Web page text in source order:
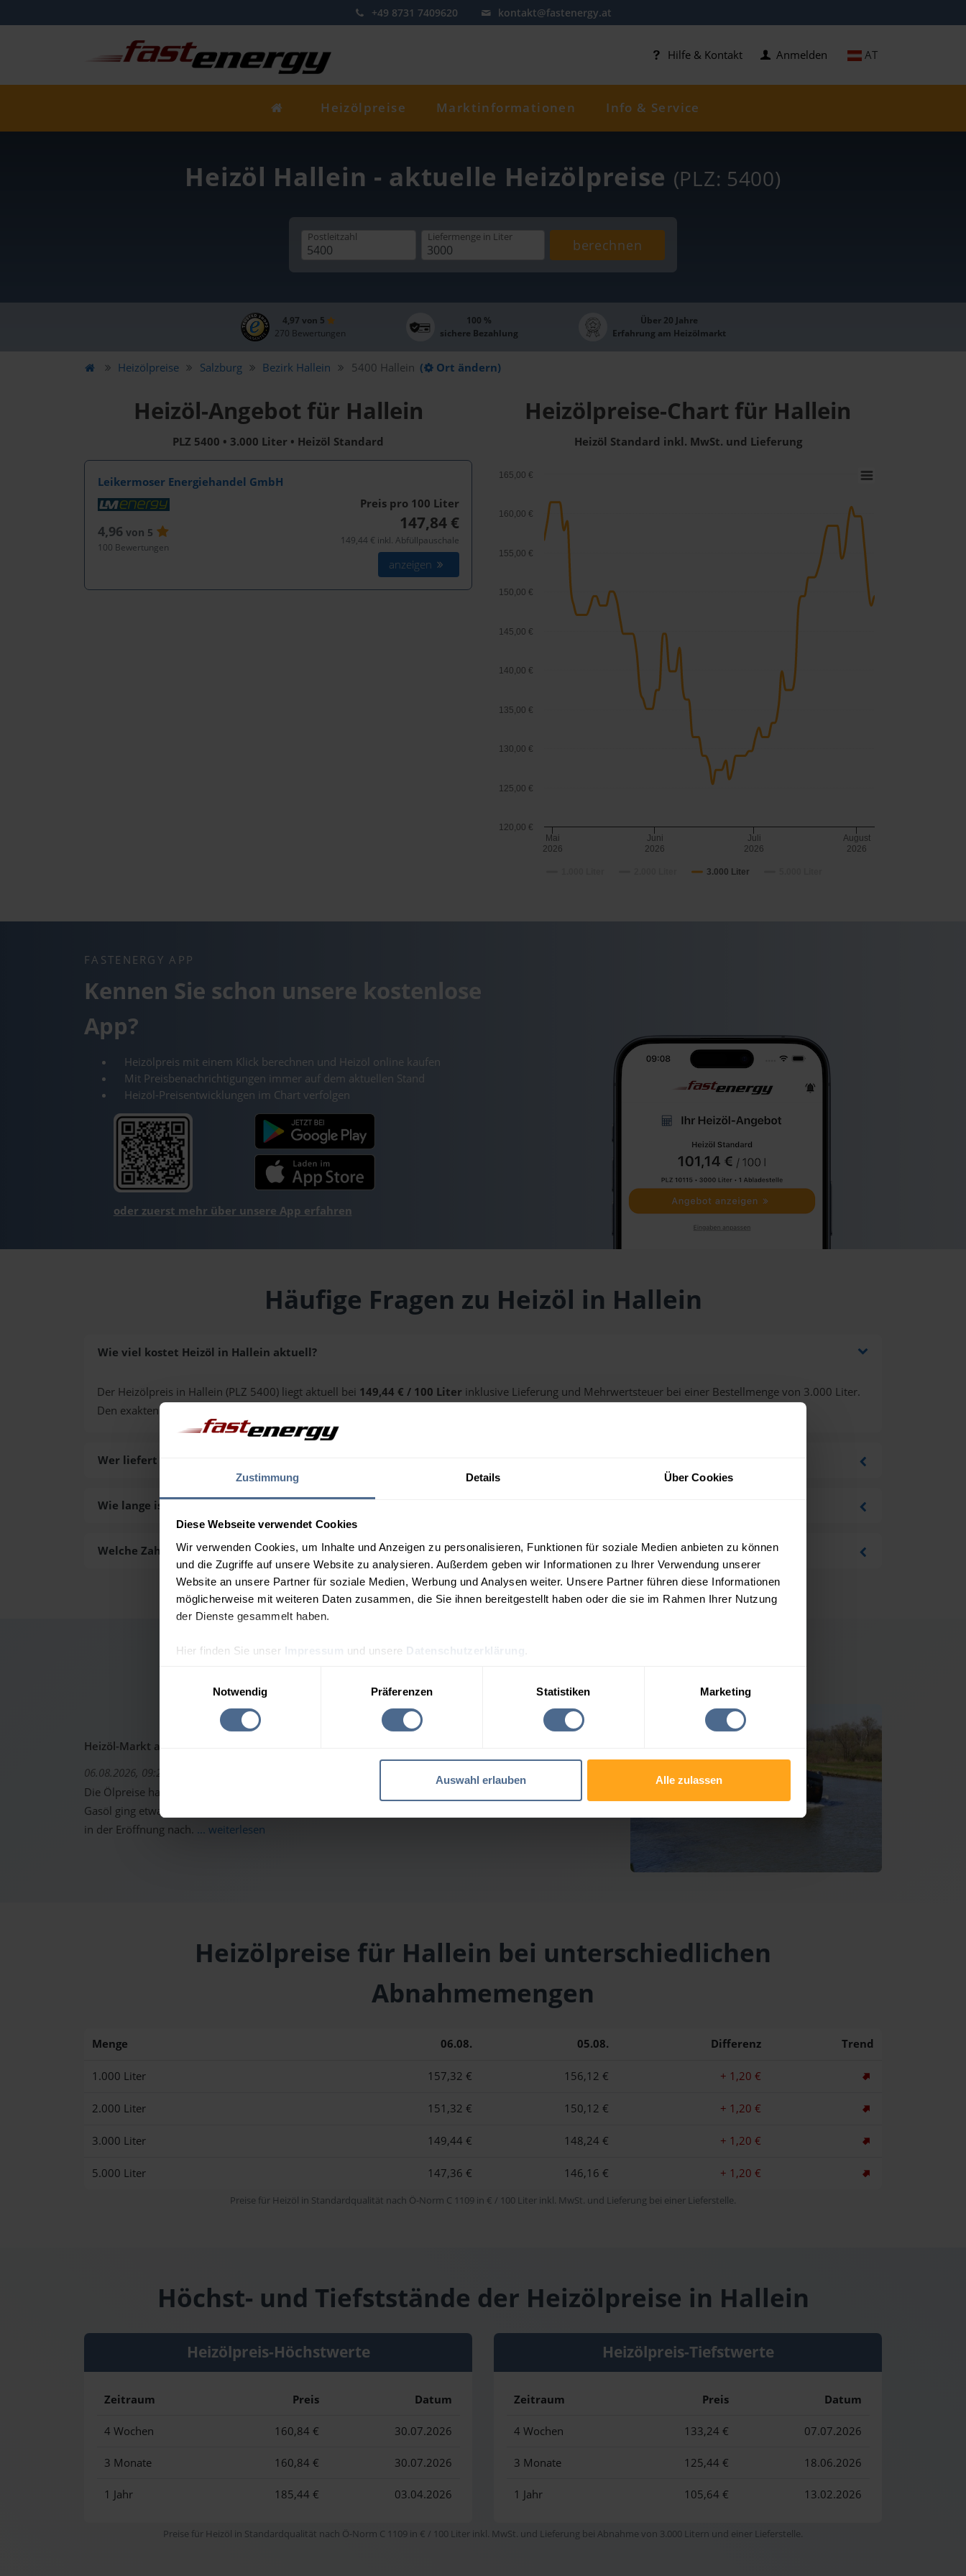
Zustimmung Details Über Cookies
Diese Webseite verwendet Cookies
Wir verwenden Cookies, um Inhalte und Anzeigen zu personalisieren, Funktionen für soziale Medien anbieten zu können
und die Zugriffe auf unsere Website zu analysieren. Außerdem geben wir Informationen zu Ihrer Verwendung unserer
Website an unsere Partner für soziale Medien, Werbung und Analysen weiter. Unsere Partner führen diese Informationen
möglicherweise mit weiteren Daten zusammen, die Sie ihnen bereitgestellt haben oder die sie im Rahmen Ihrer Nutzung
der Dienste gesammelt haben.
Hier finden Sie unser Impressum und unsere Datenschutzerklärung
Notwendig
Präferenzen Statistiken Marketing
Auswahl erlauben Alle zulassen
+49 8731 7409620 kontakt@fastenergy.at
AT
Hilfe & Kontakt Anmelden
Heizölpreise Marktinformationen Info & Service
Heizöl Hallein - aktuelle Heizölpreise (PLZ: 5400)
Postleitzahl Liefermenge in Liter berechnen
4,97 von 5
270 Bewertungen
100 %
sichere Bezahlung
Über 20 Jahre
Erfahrung am Heizölmarkt
Heizölpreise Salzburg Bezirk Hallein 5400 Hallein ( Ort ändern)
Heizöl-Angebot für Hallein
PLZ 5400 • 3.000 Liter • Heizöl Standard
Leikermoser Energiehandel GmbH
4,96von 5
100 Bewertungen
Preis pro 100 Liter
147,84 €
149,44 € inkl. Abfüllpauschale
anzeigen
Heizölpreise-Chart für Hallein
Heizöl Standard inkl. MwSt. und Lieferung
3.000 Liter
Mai
2026
Juni
2026
Juli
2026
August
2026
120,00 €
125,00 €
130,00 €
135,00 €
140,00 €
145,00 €
150,00 €
155,00 €
160,00 €
165,00 €
FASTENERGY APP
Kennen Sie schon unsere kostenlose
App?
Heizölpreis mit einem Klick berechnen und Heizöl online kaufen
Mit Preisbenachrichtigungen immer auf dem aktuellen Stand
Heizöl-Preisentwicklungen im Chart verfolgen
oder zuerst mehr über unsere App erfahren
Häufige Fragen zu Heizöl in Hallein
Wie viel kostet Heizöl in Hallein aktuell?
Der Heizölpreis in Hallein (PLZ 5400) liegt aktuell bei 149,44 € / 100 Liter inklusive Lieferung und Mehrwertsteuer bei einer Bestellmenge von 3.000 Liter.
Den exakten Preis für Ihre Wunschmenge erhalten Sie über unseren
Wer liefert das Heizöl in Hallein aus?
Wie lange ist die Lieferzeit des Heizöls in Hallein?
Welche Zahlungsarten gibt es?
Heizöl-Markt aktuell: Ölpreise erholen sich - Heizölpreise geben weiter nach
06.08.2026, 09:22 Uhr
Die Ölpreise haben sich gestern von den starken Verlusten der Vortage erholt. Rohöl tendierte seitwärts,
Gasöl ging etwas höher aus dem Handel. Trotzdem geben die Heizöl-Notierungen für Hallein hierzulande
in der Eröffnung nach. ... weiterlesen
Heizölpreise für Hallein bei unterschiedlichen
Abnahmemengen
Menge 06.08. 05.08. Differenz Trend
1.000 Liter 157,32 € 156,12 € + 1,20 €
2.000 Liter 151,32 € 150,12 € + 1,20 €
3.000 Liter 149,44 € 148,24 € + 1,20 €
5.000 Liter 147,36 € 146,16 € + 1,20 €
Preise für Heizöl in Standardqualität nach Ö-Norm C 1109 in € / 100 Liter inkl. MwSt. und Lieferung bei einer Lieferstelle.
Höchst- und Tiefststände der Heizölpreise in Hallein
Heizölpreis-Höchstwerte
Zeitraum Preis Datum
4 Wochen 160,84 € 30.07.2026
3 Monate 160,84 € 30.07.2026
1 Jahr 185,44 € 03.04.2026
Heizölpreis-Tiefstwerte
Zeitraum Preis Datum
4 Wochen 133,24 € 07.07.2026
3 Monate 125,44 € 18.06.2026
1 Jahr 105,64 € 13.02.2026
Preise für Heizöl in Standardqualität nach Ö-Norm C 1109 in € / 100 Liter inkl. MwSt. und Lieferung bei Abnahme von 3.000 Litern und einer Lieferstelle.